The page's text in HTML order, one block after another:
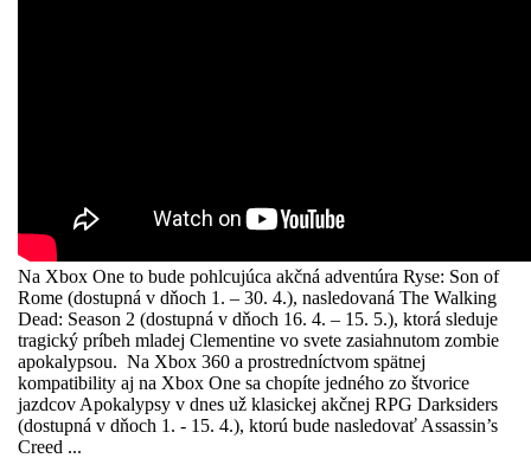
Na Xbox One to bude pohlcujúca akčná adventúra Ryse: Son of
Rome (dostupná v dňoch 1. – 30. 4.), nasledovaná The Walking
Dead: Season 2 (dostupná v dňoch 16. 4. – 15. 5.), ktorá sleduje
tragický príbeh mladej Clementine vo svete zasiahnutom zombie
apokalypsou. Na Xbox 360 a prostredníctvom spätnej
kompatibility aj na Xbox One sa chopíte jedného zo štvorice
jazdcov Apokalypsy v dnes už klasickej akčnej RPG Darksiders
(dostupná v dňoch 1. - 15. 4.), ktorú bude nasledovať Assassin’s
Creed ...